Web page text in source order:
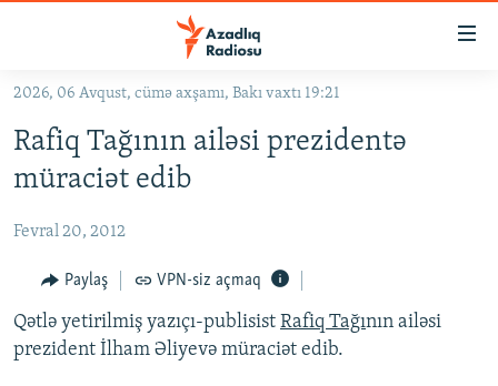
Əsas
qayıt
Əsas
qayıt
#İZAHLA
#ƏSLINDƏ
FƏRQƏ BAX
QANUNI DOĞRU
ARAŞDIRMA
2026, 06 Avqust, cümə axşamı, Bakı vaxtı 19:21
Rafiq Tağının ailəsi prezidentə
müraciət edib
Fevral 20, 2012
Paylaş VPN-siz açmaq
Qətlə yetirilmiş yazıçı-publisist Rafiq Tağının ailəsi
prezident İlham Əliyevə müraciət edib.